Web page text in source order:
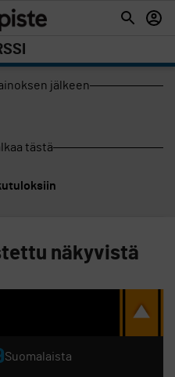
jälkeen
tästä
näkyvistä
Suomalaista